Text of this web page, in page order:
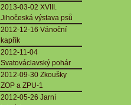
2013-03-02 XVIII.
Jihočeská výstava psů
2012-12-16 Vánoční
kapřík
2012-11-04
Svatováclavský pohár
2012-09-30 Zkoušky
ZOP a ZPU-1
2012-05-26 Jarní